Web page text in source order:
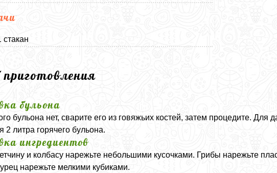
приготовления
бульона
бульона нет, сварите его из говяжьих костей, затем процедите. Для
2 литра горячего бульона.
ингредиентов
и колбасу нарежьте небольшими кусочками. Грибы нарежьте
нарежьте мелкими кубиками.